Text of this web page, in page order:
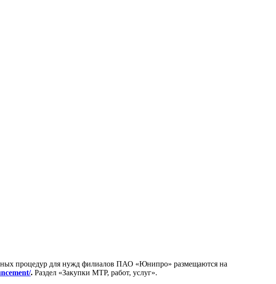
процедур для нужд филиалов ПАО «Юнипро» размещаются на
. Раздел «Закупки МТР, работ, услуг».